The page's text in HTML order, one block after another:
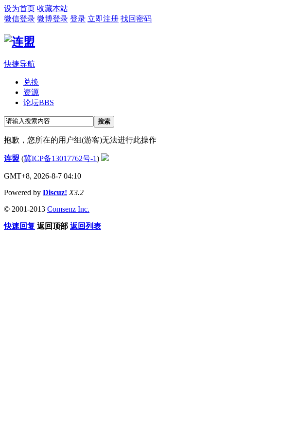
设为首页 收藏本站
微信登录 微博登录 登录 立即注册 找回密码
快捷导航
兑换
资源
论坛BBS
搜索
抱歉，您所在的用户组(游客)无法进行此操作
连盟 (冀ICP备13017762号-1)
GMT+8, 2026-8-7 04:10
Powered by Discuz! X3.2
© 2001-2013 Comsenz Inc.
快速回复 返回顶部 返回列表